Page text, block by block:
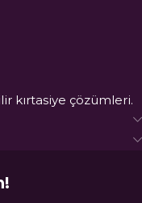
kırtasiye çözümleri.